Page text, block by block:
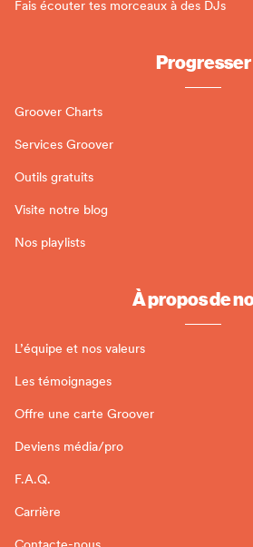
Fais écouter tes morceaux à des DJs
Progresser
Groover Charts
Services Groover
Outils gratuits
Visite notre blog
Nos playlists
À propos de
L’équipe et nos valeurs
Les témoignages
Offre une carte Groover
Deviens média/pro
F.A.Q.
Carrière
Contacte-nous